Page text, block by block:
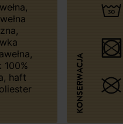
100%
haft
KONSERWACJA